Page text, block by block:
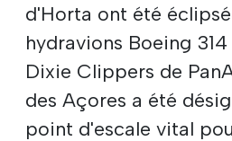
d'Horta ont été
hydravions Boeing
Dixie Clippers de
des Açores a été
point d'escale vital